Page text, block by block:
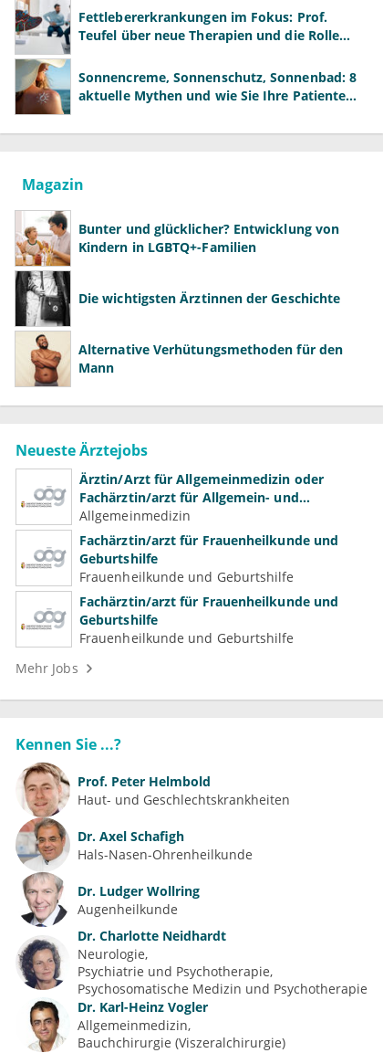
Fettlebererkrankungen im Fokus: Prof.
Teufel über neue Therapien und die Rolle
Sonnencreme, Sonnenschutz, Sonnenbad: 8
aktuelle Mythen und wie Sie Ihre Patienten
Magazin
Bunter und glücklicher? Entwicklung von
Kindern in LGBTQ+-Familien
Die wichtigsten Ärztinnen der Geschichte
Alternative Verhütungsmethoden für den
Mann
Neueste Ärztejobs
Ärztin/Arzt für Allgemeinmedizin oder
Fachärztin/arzt für Allgemein- und
Familienmedizin für Psychiatrie und
Psychotherapeutische Medizin
Allgemeinmedizin
Fachärztin/arzt für Frauenheilkunde und
Geburtshilfe
Frauenheilkunde und Geburtshilfe
Fachärztin/arzt für Frauenheilkunde und
Geburtshilfe
Frauenheilkunde und Geburtshilfe
Mehr Jobs
Kennen Sie ...?
Prof. Peter Helmbold
Haut- und Geschlechtskrankheiten
Dr. Axel Schafigh
Hals-Nasen-Ohrenheilkunde
Dr. Ludger Wollring
Augenheilkunde
Dr. Charlotte Neidhardt
Neurologie
Psychiatrie und Psychotherapie
Psychosomatische Medizin und Psychotherapie
Dr. Karl-Heinz Vogler
Allgemeinmedizin
Bauchchirurgie (Viszeralchirurgie)